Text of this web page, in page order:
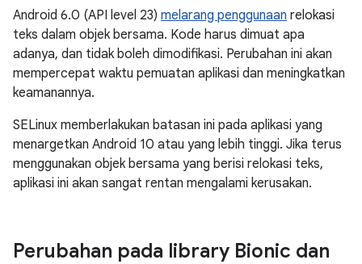
Android 6.0 (API level 23) melarang penggunaan relokasi
teks dalam objek bersama. Kode harus dimuat apa
adanya, dan tidak boleh dimodifikasi. Perubahan ini akan
mempercepat waktu pemuatan aplikasi dan meningkatkan
keamanannya.
SELinux memberlakukan batasan ini pada aplikasi yang
menargetkan Android 10 atau yang lebih tinggi. Jika terus
menggunakan objek bersama yang berisi relokasi teks,
aplikasi ini akan sangat rentan mengalami kerusakan.
Perubahan pada library Bionic dan